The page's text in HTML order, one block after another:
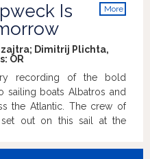
Osvetový film o detskej
nástenné maľby
i historickej hodnote
nástenných malieb.
, 1961 (14´) Filmový
klenotnici výtvarných
rezervácii Spišská
More
Is
Dimitrij Plichta,
OR
recording of the bold
sailing boats Albatros and
the Atlantic. The crew of
out on this sail at the